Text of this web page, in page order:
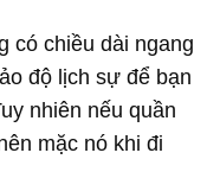
có chiều dài ngang
độ lịch sự để bạn
nhiên nếu quần
mặc nó khi đi